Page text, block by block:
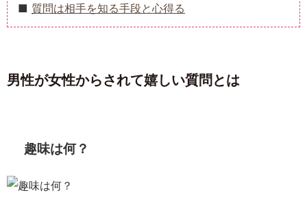
質問は相手を知る手段と心得る
男性が女性からされて嬉しい質問とは
趣味は何？